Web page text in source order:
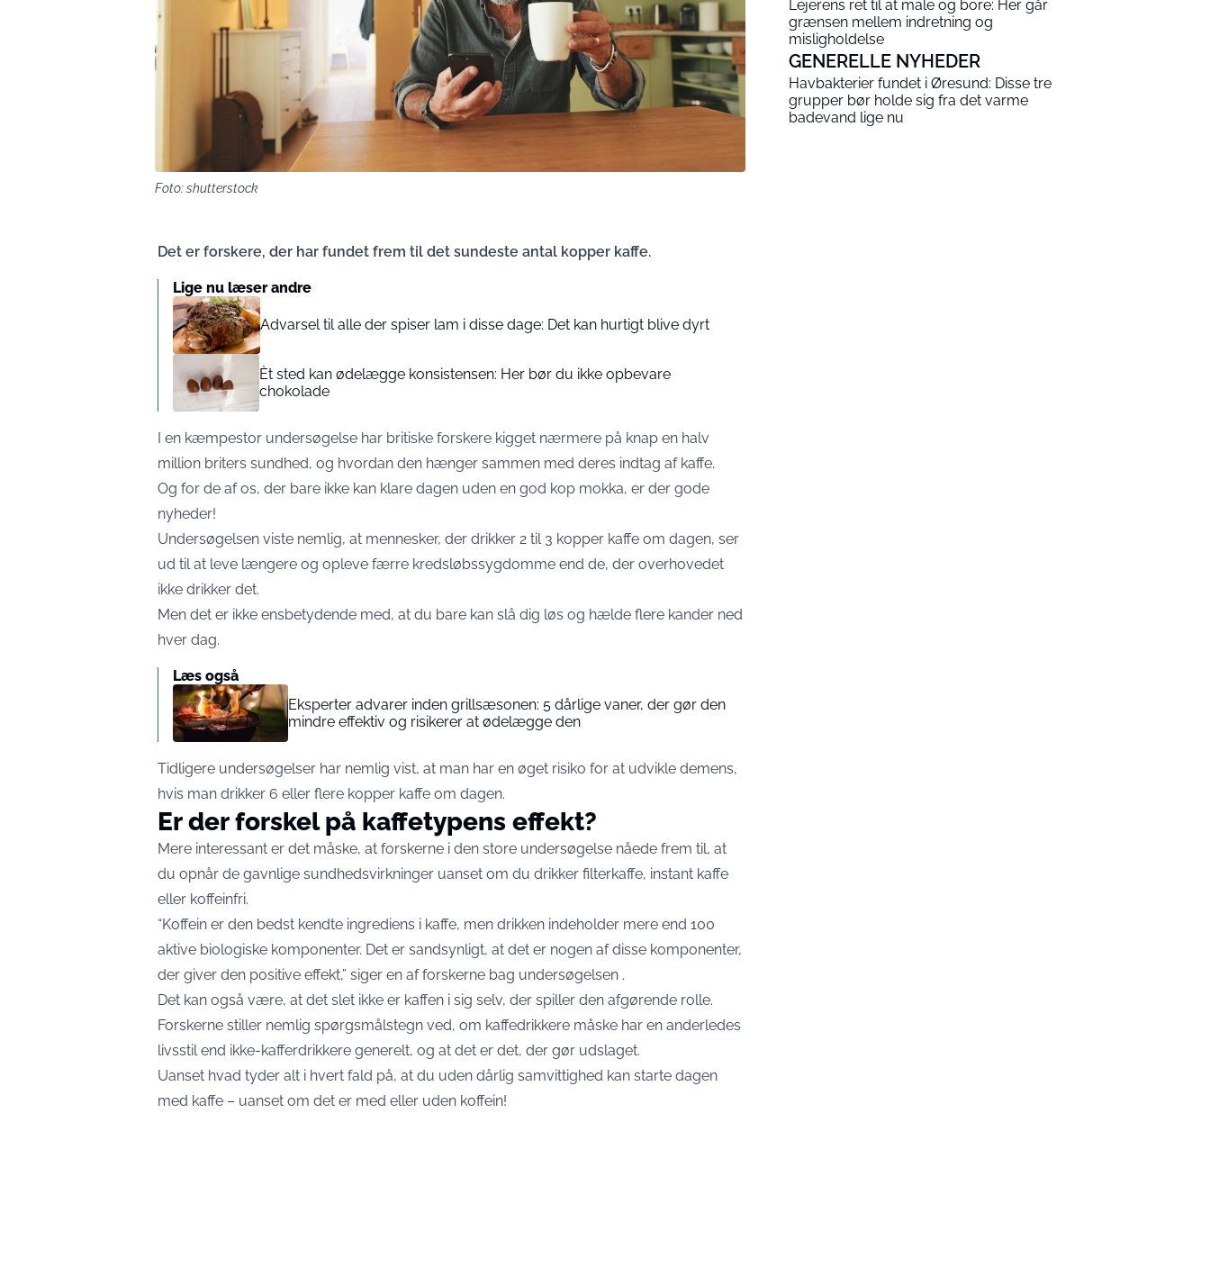
Foto: shutterstock
Det er forskere, der har fundet frem til det sundeste antal kopper kaffe.
Lige nu læser andre
Advarsel til alle der spiser lam i disse dage: Det kan hurtigt blive dyrt
Èt sted kan ødelægge konsistensen: Her bør du ikke opbevare
chokolade
I en kæmpestor undersøgelse har britiske forskere kigget nærmere på knap en halv
million briters sundhed, og hvordan den hænger sammen med deres indtag af kaffe.
Og for de af os, der bare ikke kan klare dagen uden en god kop mokka, er der gode
nyheder!
Undersøgelsen viste nemlig, at mennesker, der drikker 2 til 3 kopper kaffe om dagen, ser
ud til at leve længere og opleve færre kredsløbssygdomme end de, der overhovedet
ikke drikker det.
Men det er ikke ensbetydende med, at du bare kan slå dig løs og hælde flere kander ned
hver dag.
Læs også
Eksperter advarer inden grillsæsonen: 5 dårlige vaner, der gør den
mindre effektiv og risikerer at ødelægge den
Tidligere undersøgelser har nemlig vist, at man har en øget risiko for at udvikle demens,
hvis man drikker 6 eller flere kopper kaffe om dagen.
Er der forskel på kaffetypens effekt?
Mere interessant er det måske, at forskerne i den store undersøgelse nåede frem til, at
du opnår de gavnlige sundhedsvirkninger uanset om du drikker filterkaffe, instant kaffe
eller koffeinfri.
“Koffein er den bedst kendte ingrediens i kaffe, men drikken indeholder mere end 100
aktive biologiske komponenter. Det er sandsynligt, at det er nogen af disse komponenter,
der giver den positive effekt,” siger en af forskerne bag undersøgelsen .
Det kan også være, at det slet ikke er kaffen i sig selv, der spiller den afgørende rolle.
Forskerne stiller nemlig spørgsmålstegn ved, om kaffedrikkere måske har en anderledes
livsstil end ikke-kafferdrikkere generelt, og at det er det, der gør udslaget.
Uanset hvad tyder alt i hvert fald på, at du uden dårlig samvittighed kan starte dagen
med kaffe – uanset om det er med eller uden koffein!
Lejerens ret til at male og bore: Her går
grænsen mellem indretning og
misligholdelse
GENERELLE NYHEDER
Havbakterier fundet i Øresund: Disse tre
grupper bør holde sig fra det varme
badevand lige nu